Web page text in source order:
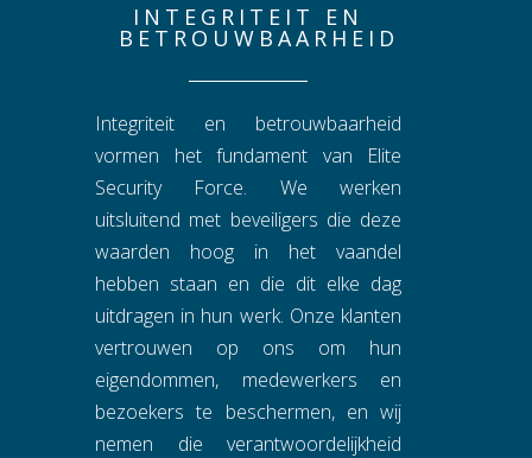
INTEGRITEIT EN
BETROUWBAARHEID
Integriteit en betrouwbaarheid
vormen het fundament van Elite
Security Force. We werken
uitsluitend met beveiligers die deze
waarden hoog in het vaandel
hebben staan en die dit elke dag
uitdragen in hun werk. Onze klanten
vertrouwen op ons om hun
eigendommen, medewerkers en
bezoekers te beschermen, en wij
nemen die verantwoordelijkheid